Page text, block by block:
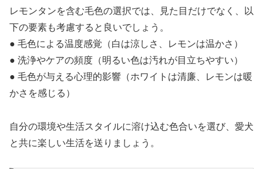
レモンタンを含む毛色の選択では、見た目だけでなく、以
下の要素も考慮すると良いでしょう。
● 毛色による温度感覚（白は涼しさ、レモンは温かさ）
● 洗浄やケアの頻度（明るい色は汚れが目立ちやすい）
● 毛色が与える心理的影響（ホワイトは清廉、レモンは暖
かさを感じる）
自分の環境や生活スタイルに溶け込む色合いを選び、愛犬
と共に楽しい生活を送りましょう。